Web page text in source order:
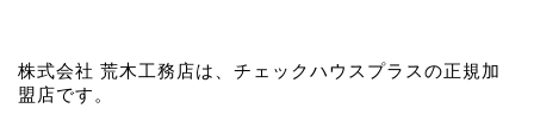
株式会社 荒木工務店は、チェックハウスプラスの正規加
盟店です。